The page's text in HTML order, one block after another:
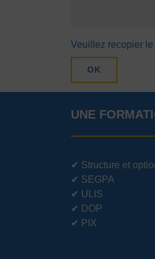
Veuillez recopier
OK
UNE
✔ Structure et
✔ SEGPA
✔ ULIS
✔ DOP
✔ PIX